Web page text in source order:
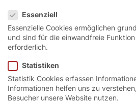
Schnelllauf-
SRT® Soft
Essenziell
Essenzielle Cookies ermöglichen
und sind für die einwandfreie
erforderlich.
Statistiken
Statistik Cookies erfassen
Informationen helfen uns zu
Besucher unsere Website nutzen.